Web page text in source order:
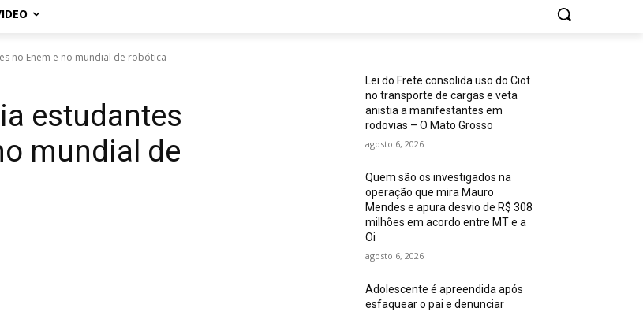
no Enem e no mundial de robótica
estudantes
mundial de
Lei do Frete consolida uso do Ciot
no transporte de cargas e veta
anistia a manifestantes em
rodovias – O Mato Grosso
agosto 6, 2026
Quem são os investigados na
operação que mira Mauro
Mendes e apura desvio de R$ 308
milhões em acordo entre MT e a
Oi
agosto 6, 2026
Adolescente é apreendida após
esfaquear o pai e denunciar